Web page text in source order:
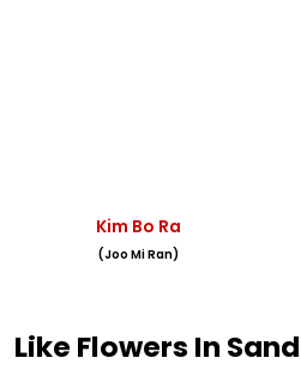
Kim Bo Ra
(Joo Mi Ran)
Like Flowers In